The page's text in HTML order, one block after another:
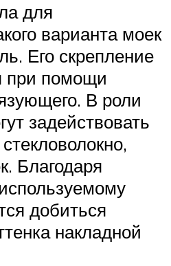
для
варианта моек
Его скрепление
при помощи
В роли
задействовать
Благодаря
добиться
накладной